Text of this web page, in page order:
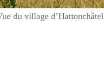
du village